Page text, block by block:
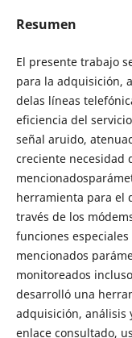
Resumen
El presente trabajo
para la adquisición,
delas líneas
eficiencia del
señal aruido,
creciente necesidad
herramienta para el
través de los
funciones
mencionados
monitoreados
desarrolló una
adquisición, análisis
enlace consultado,